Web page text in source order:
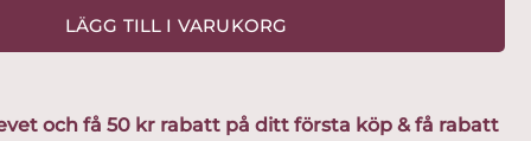
LÄGG TILL I VARUKORG
och få 50 kr rabatt på ditt första köp & få rabatt